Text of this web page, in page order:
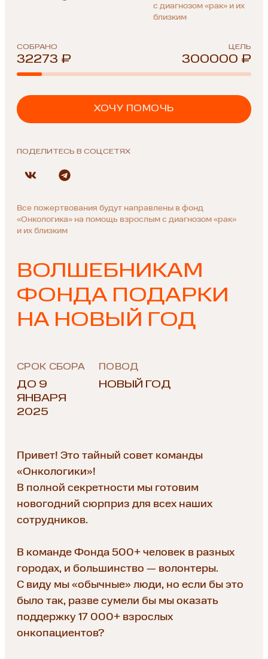
с диагнозом «рак» и их
близким
СОБРАНО ЦЕЛЬ
32273 ₽ 300000 ₽
ХОЧУ ПОМОЧЬ
ПОДЕЛИТЕСЬ В СОЦСЕТЯХ
Все пожертвования будут направлены в фонд
«Онкологика» на помощь взрослым с диагнозом «рак»
и их близким
ВОЛШЕБНИКАМ
ФОНДА ПОДАРКИ
НА НОВЫЙ ГОД
СРОК СБОРА
ДО 9
ЯНВАРЯ
2025
ПОВОД
НОВЫЙ ГОД
Привет! Это тайный совет команды
«Онкологики»!
В полной секретности мы готовим
новогодний сюрприз для всех наших
сотрудников.
В команде Фонда 500+ человек в разных
городах, и большинство — волонтеры.
С виду мы «обычные» люди, но если бы это
было так, разве сумели бы мы оказать
поддержку 17 000+ взрослых
онкопациентов?